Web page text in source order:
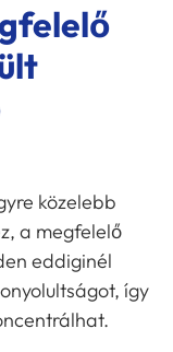
közelebb
a megfelelő
eddiginél
így